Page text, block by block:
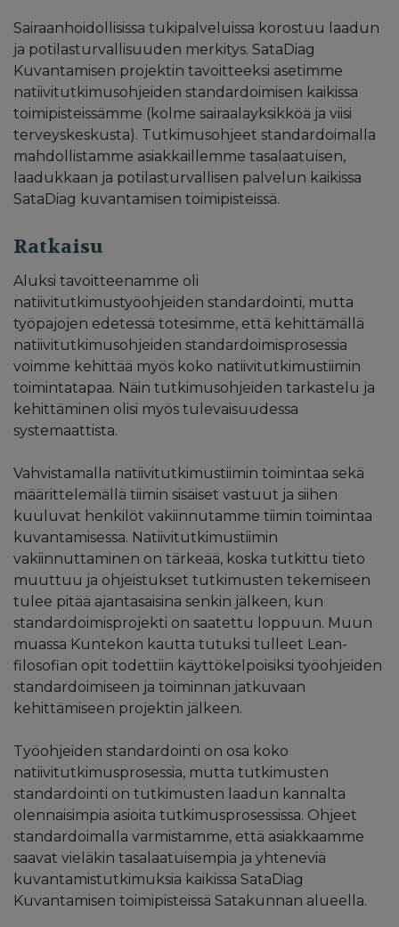
Sairaanhoidollisissa tukipalveluissa korostuu laadun
ja potilasturvallisuuden merkitys. SataDiag
Kuvantamisen projektin tavoitteeksi asetimme
natiivitutkimusohjeiden standardoimisen kaikissa
toimipisteissämme (kolme sairaalayksikköä ja viisi
terveyskeskusta). Tutkimusohjeet standardoimalla
mahdollistamme asiakkaillemme tasalaatuisen,
laadukkaan ja potilasturvallisen palvelun kaikissa
SataDiag kuvantamisen toimipisteissä.
Ratkaisu
Aluksi tavoitteenamme oli
natiivitutkimustyöohjeiden standardointi, mutta
työpajojen edetessä totesimme, että kehittämällä
natiivitutkimusohjeiden standardoimisprosessia
voimme kehittää myös koko natiivitutkimustiimin
toimintatapaa. Näin tutkimusohjeiden tarkastelu ja
kehittäminen olisi myös tulevaisuudessa
systemaattista.
Vahvistamalla natiivitutkimustiimin toimintaa sekä
määrittelemällä tiimin sisäiset vastuut ja siihen
kuuluvat henkilöt vakiinnutamme tiimin toimintaa
kuvantamisessa. Natiivitutkimustiimin
vakiinnuttaminen on tärkeää, koska tutkittu tieto
muuttuu ja ohjeistukset tutkimusten tekemiseen
tulee pitää ajantasaisina senkin jälkeen, kun
standardoimisprojekti on saatettu loppuun. Muun
muassa Kuntekon kautta tutuksi tulleet Lean-
filosofian opit todettiin käyttökelpoisiksi työohjeiden
standardoimiseen ja toiminnan jatkuvaan
kehittämiseen projektin jälkeen.
Työohjeiden standardointi on osa koko
natiivitutkimusprosessia, mutta tutkimusten
standardointi on tutkimusten laadun kannalta
olennaisimpia asioita tutkimusprosessissa. Ohjeet
standardoimalla varmistamme, että asiakkaamme
saavat vieläkin tasalaatuisempia ja yhteneviä
kuvantamistutkimuksia kaikissa SataDiag
Kuvantamisen toimipisteissä Satakunnan alueella.